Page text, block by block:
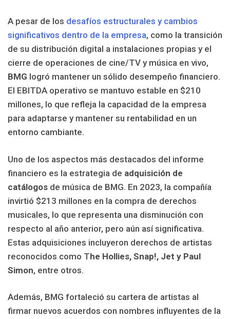
A pesar de los desafíos estructurales y cambios
significativos dentro de la empresa, como la transición
de su distribución digital a instalaciones propias y el
cierre de operaciones de cine/TV y música en vivo,
BMG logró mantener un sólido desempeño financiero.
El EBITDA operativo se mantuvo estable en $210
millones, lo que refleja la capacidad de la empresa
para adaptarse y mantener su rentabilidad en un
entorno cambiante.
Uno de los aspectos más destacados del informe
financiero es la estrategia de adquisición de
catálogos de música de BMG. En 2023, la compañía
invirtió $213 millones en la compra de derechos
musicales, lo que representa una disminución con
respecto al año anterior, pero aún así significativa.
Estas adquisiciones incluyeron derechos de artistas
reconocidos como The Hollies, Snap!, Jet y Paul
Simon, entre otros.
Además, BMG fortaleció su cartera de artistas al
firmar nuevos acuerdos con nombres influyentes de la